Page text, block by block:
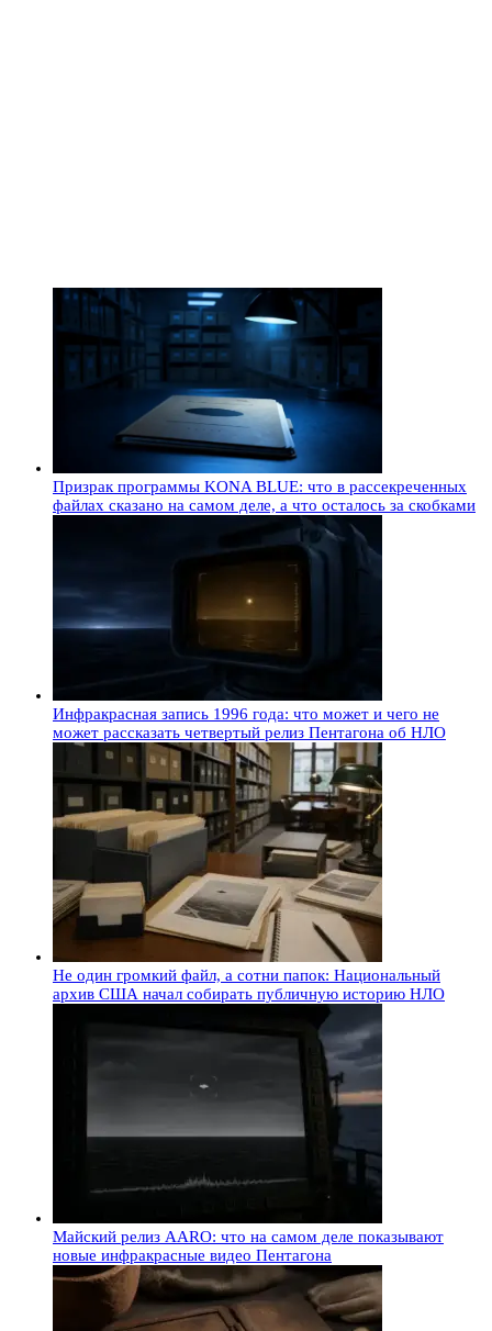
Призрак программы KONA BLUE: что в рассекреченных
файлах сказано на самом деле, а что осталось за скобками
Инфракрасная запись 1996 года: что может и чего не
может рассказать четвертый релиз Пентагона об НЛО
Не один громкий файл, а сотни папок: Национальный
архив США начал собирать публичную историю НЛО
Майский релиз AARO: что на самом деле показывают
новые инфракрасные видео Пентагона